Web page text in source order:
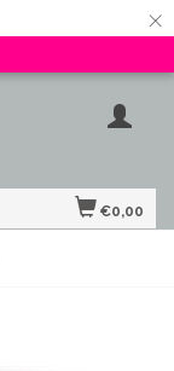
×
€0,00